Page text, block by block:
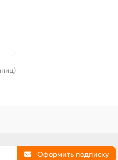
Оформить подписку